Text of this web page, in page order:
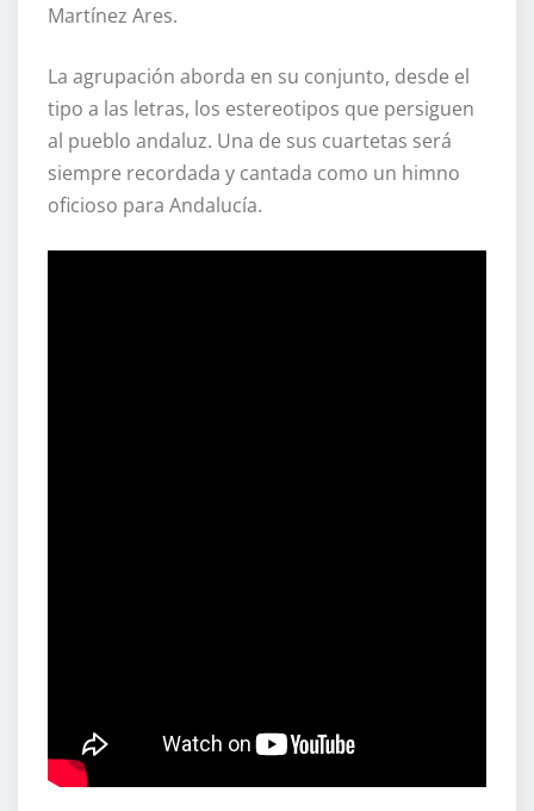
Martínez Ares.
La agrupación aborda en su conjunto, desde el
tipo a las letras, los estereotipos que persiguen
al pueblo andaluz. Una de sus cuartetas será
siempre recordada y cantada como un himno
oficioso para Andalucía.